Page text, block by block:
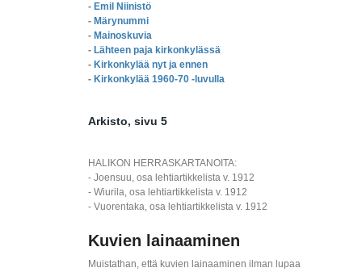
- Emil Niinistö
- Märynummi
- Mainoskuvia
- Lähteen paja kirkonkylässä
- Kirkonkylää nyt ja ennen
- Kirkonkylää 1960-70 -luvulla
Arkisto, sivu 5
HALIKON HERRASKARTANOITA:
- Joensuu, osa lehtiartikkelista v. 1912
- Wiurila, osa lehtiartikkelista v. 1912
- Vuorentaka, osa lehtiartikkelista v. 1912
Kuvien lainaaminen
Muistathan, että kuvien lainaaminen ilman lupaa